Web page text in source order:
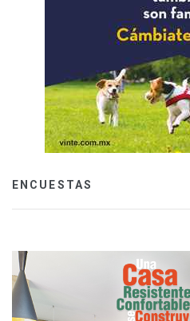
ENCUESTAS